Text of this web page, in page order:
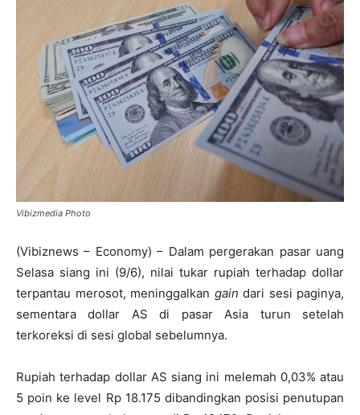
Vibizmedia Photo
(Vibiznews – Economy) – Dalam pergerakan pasar uang
Selasa siang ini (9/6), nilai tukar rupiah terhadap dollar
terpantau merosot, meninggalkan gain dari sesi paginya,
sementara dollar AS di pasar Asia turun setelah
terkoreksi di sesi global sebelumnya.
Rupiah terhadap dollar AS siang ini melemah 0,03% atau
5 poin ke level Rp 18.175 dibandingkan posisi penutupan